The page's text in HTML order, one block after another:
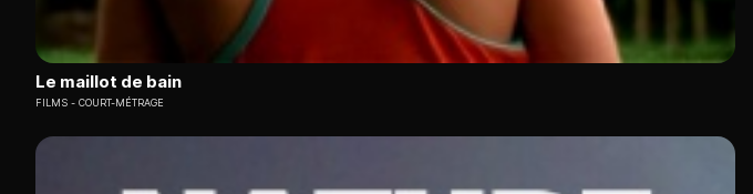
Le maillot de bain
FILMS COURT-MÉTRAGE